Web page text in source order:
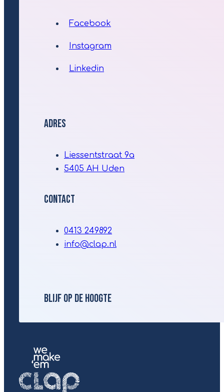
Facebook
Instagram
Linkedin
Adres
Liessentstraat 9a
5405 AH Uden
Contact
0413 249892
info@clap.nl
Blijf Op De Hoogte